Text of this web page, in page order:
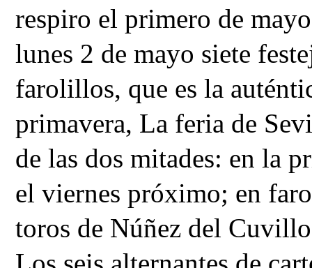
respiro el primero de
lunes 2 de mayo siete
farolillos, que es la
primavera, La feria de
de las dos mitades: en la
el viernes próximo; en
toros de Núñez del